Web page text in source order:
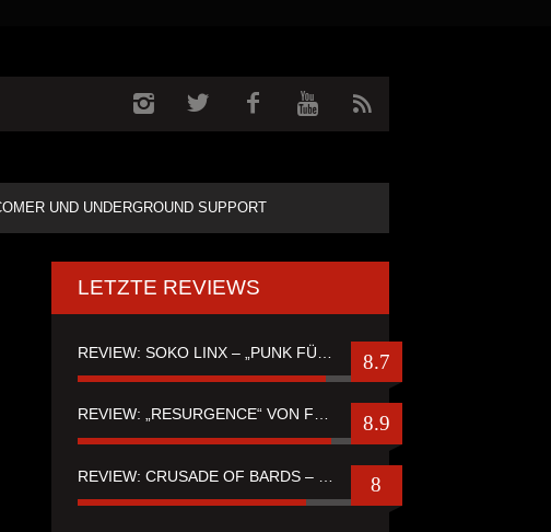
UND UNDERGROUND SUPPORT
LETZTE REVIEWS
8.7
REVIEW: „RESURGENCE“ VON FUTURE PALACE 8.9
8